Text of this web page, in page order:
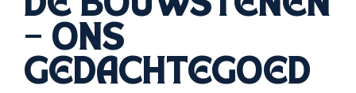
– ONS
GEDACHTEGOED